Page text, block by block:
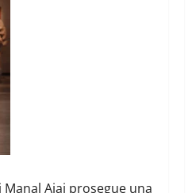
Ajaj prosegue una